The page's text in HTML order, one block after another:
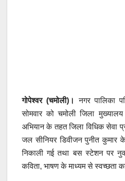
गोपेश्वर (चमोली)।
नगर पालिका
सोमवार को चमोली जिला
अभियान के तहत जिला विधिक सेवा
जल सीनियर डिवीजन पुनीत कुमार
निकाली गई तथा बस स्टेशन पर
कविता, भाषण के माध्यम से स्वच्छता